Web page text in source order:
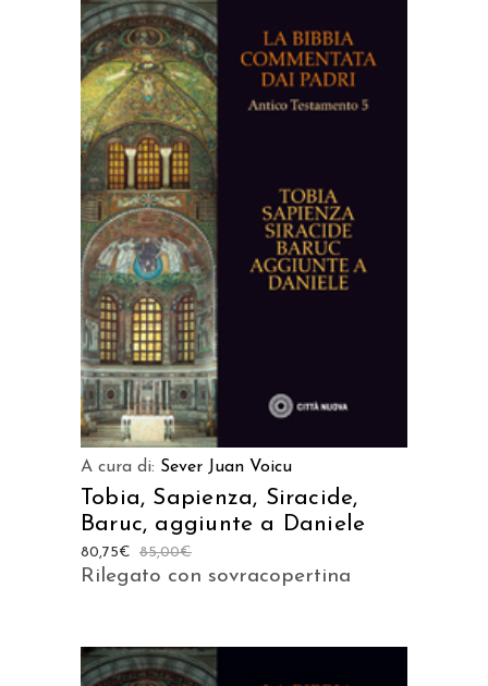
AGGIUNGI AL CARRELLO
A cura di: Sever Juan Voicu
Tobia, Sapienza, Siracide,
Baruc, aggiunte a Daniele
85,00€
80,75€
Rilegato con sovracopertina